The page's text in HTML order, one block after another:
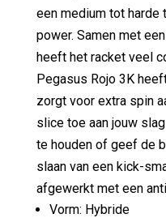
een medium tot harde
power. Samen met
heeft het racket veel
Pegasus Rojo 3K
zorgt voor extra spin
slice toe aan jouw
te houden of geef de
slaan van een kick-
afgewerkt met een
Vorm: Hybride